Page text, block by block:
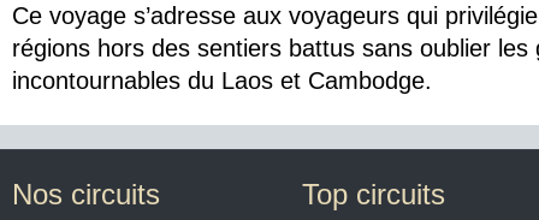
Ce voyage s’adresse aux voyageurs qui
régions hors des sentiers battus sans oublier les
incontournables du Laos et Cambodge.
Nos circuits Top circuits